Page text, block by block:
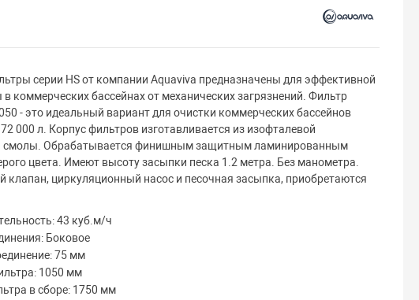
серии HS от компании Aquaviva предназначены для эффективной
коммерческих бассейнах от механических загрязнений. Фильтр
- это идеальный вариант для очистки коммерческих бассейнов
000 л. Корпус фильтров изготавливается из изофталевой
смолы. Обрабатывается финишным защитным ламинированным
цвета. Имеют высоту засыпки песка 1.2 метра. Без манометра.
клапан, циркуляционный насос и песочная засыпка, приобретаются
43 куб.м/ч
Боковое
75 мм
1050 мм
в сборе: 1750 мм